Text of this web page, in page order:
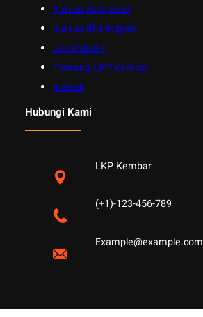
Kursus Komputer
Kursus Bhs Inggris
Les Robotik
Tentang LKP Kembar
Kontak
Hubungi Kami
LKP Kembar
(+1)-123-456-789
Example@example.com